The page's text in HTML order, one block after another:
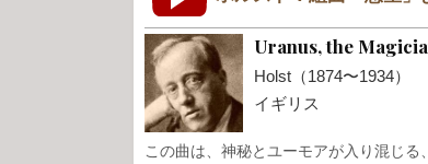
Uranus, the
Holst（1874〜1934）
イギリス
この曲は、神秘とユーモアが入り混じ